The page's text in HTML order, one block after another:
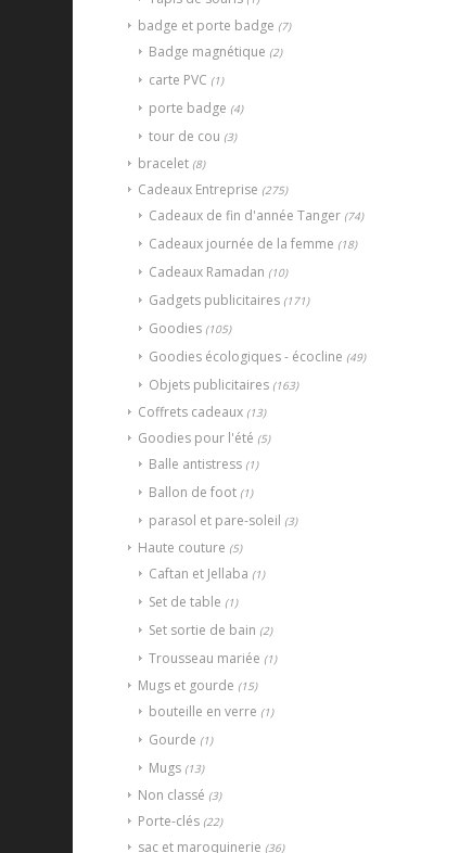
badge et porte badge (7)
Badge magnétique (2)
carte PVC (1)
porte badge (4)
tour de cou (3)
bracelet (8)
Cadeaux Entreprise (275)
Cadeaux de fin d'année Tanger (74)
Cadeaux journée de la femme (18)
Cadeaux Ramadan (10)
Gadgets publicitaires (171)
Goodies (105)
Goodies écologiques - écocline (49)
Objets publicitaires (163)
Coffrets cadeaux (13)
Goodies pour l'été (5)
Balle antistress (1)
Ballon de foot (1)
parasol et pare-soleil (3)
Haute couture (5)
Caftan et Jellaba (1)
Set de table (1)
Set sortie de bain (2)
Trousseau mariée (1)
Mugs et gourde (15)
bouteille en verre (1)
Gourde (1)
Mugs (13)
Non classé (3)
Porte-clés (22)
sac et maroquinerie (36)